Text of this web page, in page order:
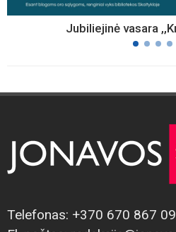
Jubiliejinė vasara
Telefonas: +370 670 867 09